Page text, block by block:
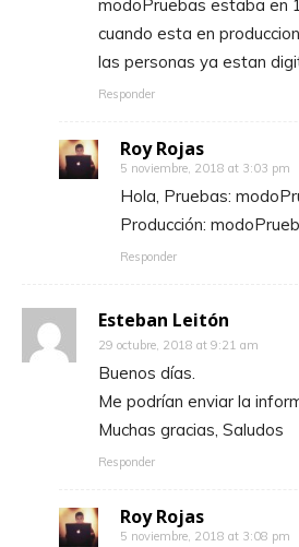
modoPruebas estaba en
cuando esta en
las personas ya estan
Responder
Roy Rojas
5 noviembre, 2018 at 3:03 pm
Hola, Pruebas:
Producción:
Responder
Esteban Leitón
29 octubre, 2018 at 9:21 am
Buenos días.
Me podrían enviar la
Muchas gracias, Saludos
Responder
Roy Rojas
5 noviembre, 2018 at 3:08 pm